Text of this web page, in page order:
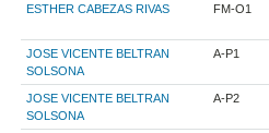
ESTHER CABEZAS RIVAS FM-O1
JOSE VICENTE BELTRAN
SOLSONA
A-P1
JOSE VICENTE BELTRAN
SOLSONA
A-P2